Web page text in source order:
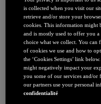
Brune /
Rousse /
Tie & dye
Retouche
Flashy
Par durée
Permanente
Temporaire
Coloration : Par
is collected when you visit our
retrieve and/or store your
cookies. This information might
and is mostly used to offer you a
choice what we collect. You can
of cookies we use and how to
the ‘Cookies Settings’ link
might negatively impact your
you some of our services and/or
our partners use your personal
confidentialité